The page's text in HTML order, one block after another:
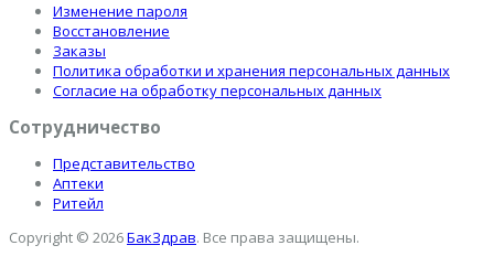
Изменение пароля
Восстановление
Заказы
Политика обработки и хранения персональных данных
Согласие на обработку персональных данных
Сотрудничество
Представительство
Аптеки
Ритейл
Copyright © 2026БакЗдрав. Все права защищены.